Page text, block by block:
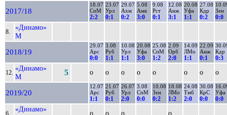
2017/18
18.07
СпМ
2:2
23.07
Урл
0:1
29.07
Ахм
0:2
5.08
Амк
3:0
9.08
Рст
0:1
12.08
Анж
3:1
20.08
Уфа
1:1
27.08
Кдр
0:2
Зен
0:0
8.
«Динамо»
М
2018/19
29.07
Арс
0:0
3.08
Руб
1:1
10.08
Урл
1:1
20.08
Уфа
3:0
25.08
СпМ
1:2
2.09
Орб
2:0
14.09
ЛМо
1:1
22.09
Анж
0:1
Кдр
0:3
12.
«Динамо»
М
5 о о о о о о о о
2019/20
12.07
Арс
1:1
21.07
Руб
0:1
26.07
Урл
2:0
3.08
СпМ
0:0
10.08
Зен
0:2
18.08
ЛМо
1:2
24.08
Тмб
2:0
30.08
КрС
0:0
Уфа
0:0
6.
«Динамо»
о о о о